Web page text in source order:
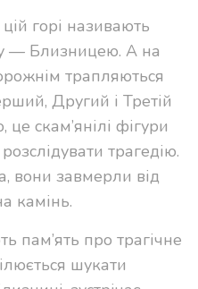
горі називають
— Близницею. А на
трапляються
Другий і Третій
скам’янілі фігури
трагедію.
вони завмерли від
камінь.
пам’ять про трагічне
шукати